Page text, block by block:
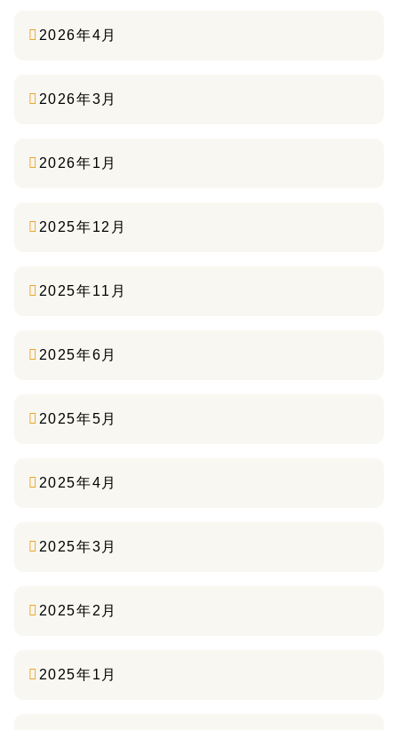
2026年4月
2026年3月
2026年1月
2025年12月
2025年11月
2025年6月
2025年5月
2025年4月
2025年3月
2025年2月
2025年1月